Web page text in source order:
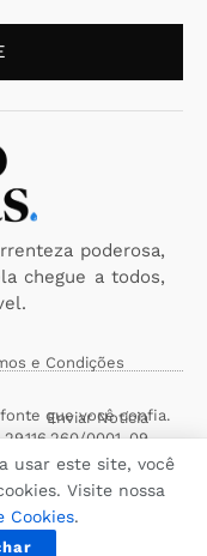
poderosa,
chegue a todos,
e Condições
Enviar Notícia
que você confia.
0001-09
usar este site, você
Visite nossa
Cookies.